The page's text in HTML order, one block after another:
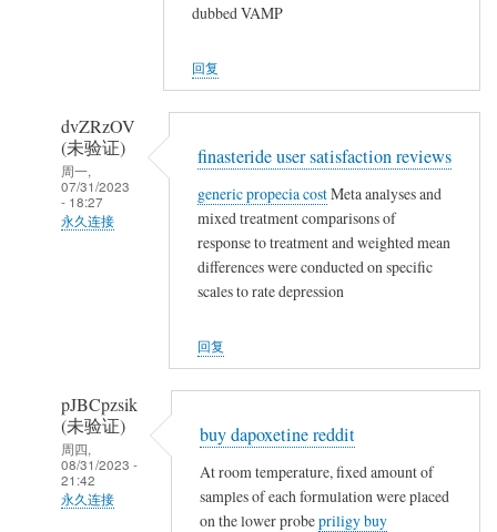
回
复
农
民
工
dubbed VAMP
回复
dvZRzOV
(未验证)
周一,
07/31/2023
- 18:27
永久连接
证)
回
复
农
finasteride user satisfaction reviews
generic propecia costMeta analyses and
mixed treatment comparisons of
response to treatment and weighted mean
differences were conducted on specific
scales to rate depression
回复
pJBCpzsik
(未验证)
周四,
08/31/2023 -
21:42
永久连接
buy dapoxetine reddit
At room temperature, fixed amount of
samples of each formulation were placed
on the lower probepriligy buy